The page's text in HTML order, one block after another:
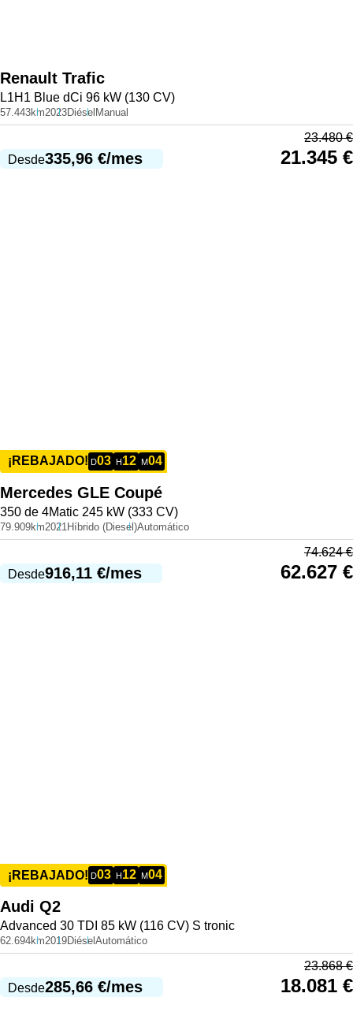
Renault Trafic
L1H1 Blue dCi 96 kW (130 CV)
57.443km2023Diésel Manual
Desde335,96 €/mes
23.480€
21.345 €
¡REBAJADO! D03 H12 M04
Mercedes GLE Coupé
350 de 4Matic 245 kW (333 CV)
79.909km2021 Híbrido (Diesel)Automático
Desde916,11 €/mes
74.624€
62.627 €
¡REBAJADO! D03 H 12 M04
Audi Q2
Advanced 30 TDI 85 kW (116 CV) S tronic
62.694km2019Diésel Automático
Desde285,66 €/mes
23.868€
18.081 €